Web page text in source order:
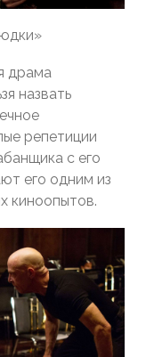
драма
назвать
репетиции
с его
его одним из
киноопытов.